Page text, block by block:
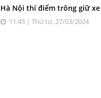
Hà Nội thí điểm trông giữ
11:45 | Thứ tư, 27/03/2024